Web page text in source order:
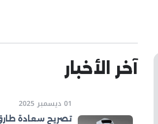
آخر الأخبار
01 ديسمبر 2025
تصريح سعادة